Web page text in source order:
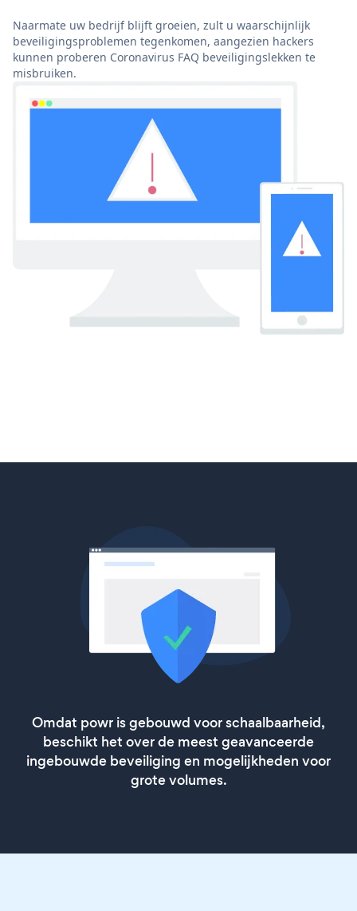
Naarmate uw bedrijf blijft groeien, zult u waarschijnlijk
beveiligingsproblemen tegenkomen, aangezien hackers
kunnen proberen Coronavirus FAQ beveiligingslekken te
misbruiken.
Omdat powr is gebouwd voor schaalbaarheid,
beschikt het over de meest geavanceerde
ingebouwde beveiliging en mogelijkheden voor
grote volumes.